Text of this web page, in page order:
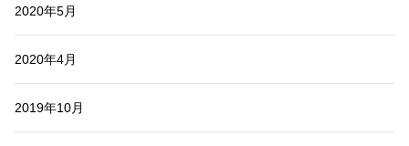
2020年5月
2020年4月
2019年10月